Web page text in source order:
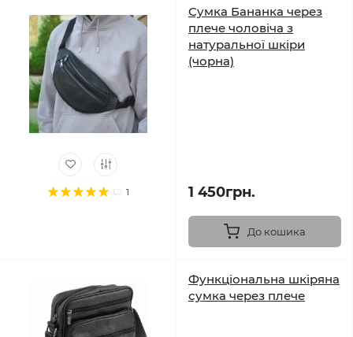
1
Сумка Бананка через
плече чоловіча з
натуральної шкіри
(чорна)
1 450грн.
До кошика
Функціональна шкіряна
сумка через плече